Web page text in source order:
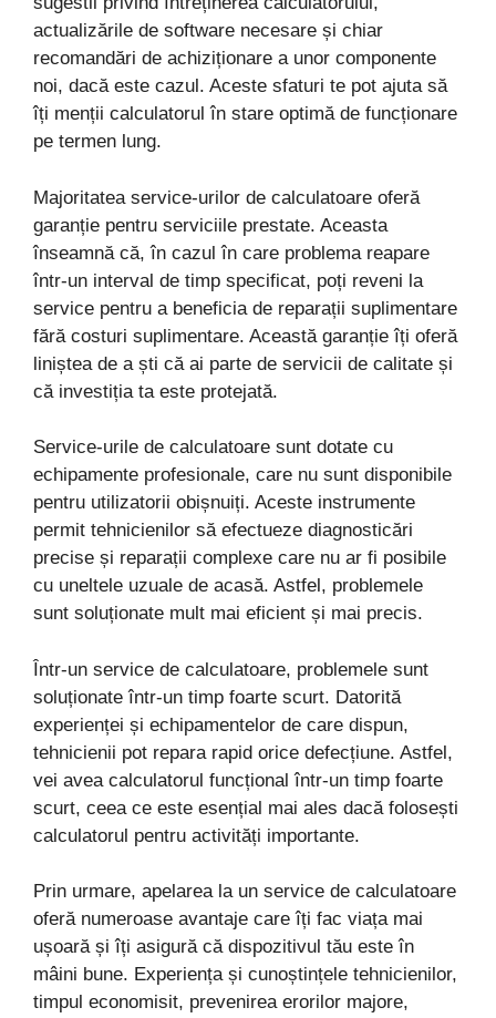
actualizările de software necesare și chiar
recomandări de achiziționare a unor componente
noi, dacă este cazul. Aceste sfaturi te pot ajuta să
îți menții calculatorul în stare optimă de funcționare
pe termen lung.
Majoritatea service-urilor de calculatoare oferă
garanție pentru serviciile prestate. Aceasta
înseamnă că, în cazul în care problema reapare
într-un interval de timp specificat, poți reveni la
service pentru a beneficia de reparații suplimentare
fără costuri suplimentare. Această garanție îți oferă
liniștea de a ști că ai parte de servicii de calitate și
că investiția ta este protejată.
Service-urile de calculatoare sunt dotate cu
echipamente profesionale, care nu sunt disponibile
pentru utilizatorii obișnuiți. Aceste instrumente
permit tehnicienilor să efectueze diagnosticări
precise și reparații complexe care nu ar fi posibile
cu uneltele uzuale de acasă. Astfel, problemele
sunt soluționate mult mai eficient și mai precis.
Într-un service de calculatoare, problemele sunt
soluționate într-un timp foarte scurt. Datorită
experienței și echipamentelor de care dispun,
tehnicienii pot repara rapid orice defecțiune. Astfel,
vei avea calculatorul funcțional într-un timp foarte
scurt, ceea ce este esențial mai ales dacă folosești
calculatorul pentru activități importante.
Prin urmare, apelarea la un service de calculatoare
oferă numeroase avantaje care îți fac viața mai
ușoară și îți asigură că dispozitivul tău este în
mâini bune. Experiența și cunoștințele tehnicienilor,
timpul economisit, prevenirea erorilor majore,